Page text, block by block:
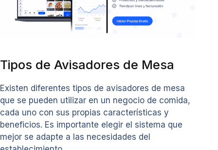
Tipos de Avisadores de Mesa
Existen diferentes tipos de avisadores de mesa
que se pueden utilizar en un negocio de comida,
cada uno con sus propias características y
beneficios. Es importante elegir el sistema que
mejor se adapte a las necesidades del